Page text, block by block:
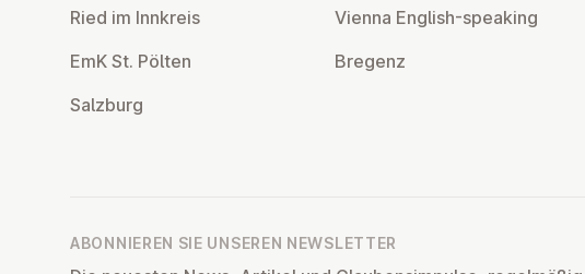
Ried im Innkreis
EmK St. Pölten
Salzburg
Vienna English-speaking
Bregenz
ABONNIEREN SIE UNSEREN NEWSLETTER